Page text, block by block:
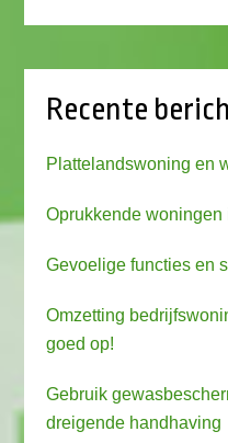
Recente
Plattelandswoning en
Oprukkende woningen
Gevoelige functies en
Omzetting
goed op!
Gebruik
dreigende handhaving